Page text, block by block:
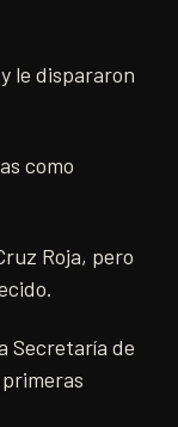
le dispararon
como
Roja, pero
Secretaría de